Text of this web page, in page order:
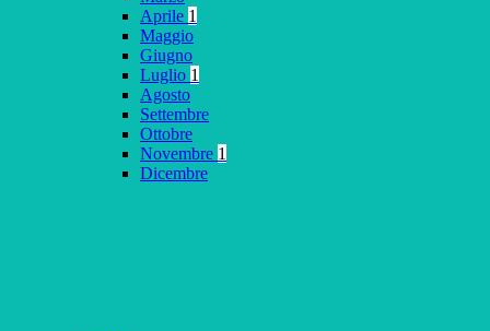
Aprile 1
Maggio
Giugno
Luglio 1
Agosto
Settembre
Ottobre
Novembre 1
Dicembre